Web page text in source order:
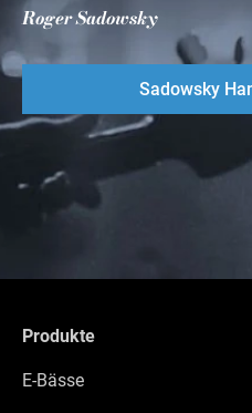
Roger Sadowsky
Sadowsky
Produkte
E-Bässe